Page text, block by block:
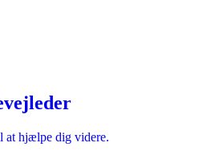
at hjælpe dig videre.